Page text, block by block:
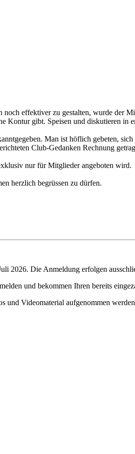
effektiver zu gestalten, wurde der
Kontur gibt. Speisen und diskutieren
Man ist höflich gebeten,
Club-Gedanken Rechnung
nur für Mitglieder angeboten wird.
herzlich begrüssen zu dürfen.
2026. Die Anmeldung erfolgen
und bekommen Ihren bereits
und Videomaterial aufgenommen